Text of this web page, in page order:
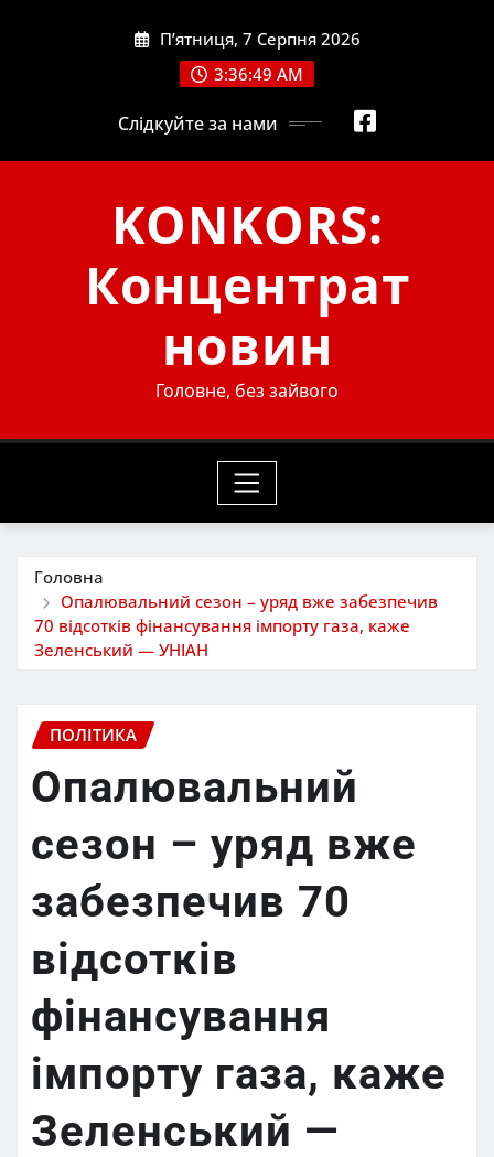
П’ятниця, 7 Серпня 2026
3:36:50 AM
Слідкуйте за нами
KONKORS:
Концентрат
новин
Головне, без зайвого
Головна
Опалювальний сезон – уряд вже забезпечив
70 відсотків фінансування імпорту газа, каже
Зеленський — УНІАН
ПОЛІТИКА
Опалювальний
сезон – уряд вже
забезпечив 70
відсотків
фінансування
імпорту газа, каже
Зеленський —